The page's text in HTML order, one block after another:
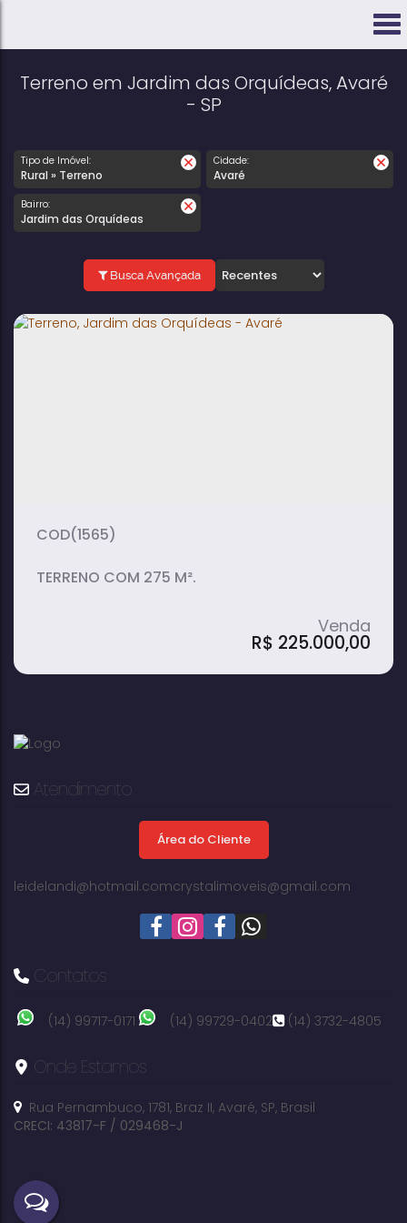
Terreno em Jardim das Orquídeas, Avaré
- SP
Tipo de Imóvel:
Rural » Terreno
Cidade:
Avaré
Bairro:
Jardim das Orquídeas
Busca Avançada
Terreno, Jardim das Orquídeas - Avaré
R$ 225.000,00
(1565)
TERRENO COM 275 M².
Atendimento
Área do Cliente
leidelandi@hotmail.comcrystalimoveis@gmail.com
Contatos
(14) 99717-0171 (14) 99729-0402 (14) 3732-4805
Onde Estamos
Rua Pernambuco, 1781, Braz II, Avaré, SP, Brasil
CRECI: 43817-F / 029468-J